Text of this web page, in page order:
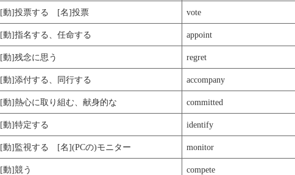
[動]投票する [名]投票 vote
[動]指名する、任命する appoint
[動]残念に思う regret
[動]添付する、同行する accompany
[動]熱心に取り組む、献身的な committed
[動]特定する identify
[動]監視する [名](PCの)モニター monitor
[動]競う compete